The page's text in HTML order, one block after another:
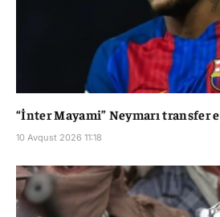
“İnter Mayami” Neymarı transfer
10 Avqust 2026 11:18